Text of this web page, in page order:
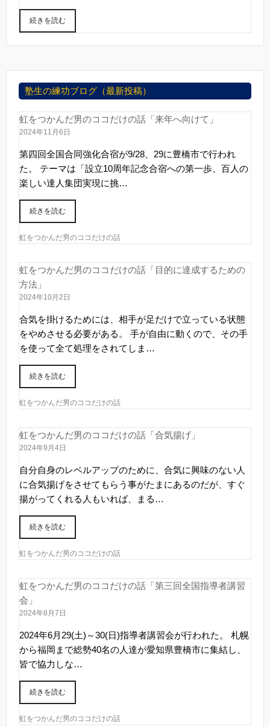
続きを読む
塾生の練功ブログ（最新投稿）
虹をつかんだ男のココだけの話「来年へ向けて」
2024年11月6日
第四回全国合同強化合宿が9/28、29に豊橋市で行われ
た。 テーマは「設立10周年記念合宿への第一歩、百人の
楽しい達人集団実現に挑…
続きを読む
虹をつかんだ男のココだけの話
虹をつかんだ男のココだけの話「目的に達成するための
方法」
2024年10月2日
合気を掛けるためには、相手が足だけで立っている状態
をやめさせる必要がある。 手が自由に動くので、その手
を使って全て処理をされてしま…
続きを読む
虹をつかんだ男のココだけの話
虹をつかんだ男のココだけの話「合気揚げ」
2024年9月4日
自分自身のレベルアップのために、合気に興味のない人
に合気揚げをさせてもらう事がたまにあるのだが、すぐ
揚がってくれる人もいれば、まる…
続きを読む
虹をつかんだ男のココだけの話
虹をつかんだ男のココだけの話「第三回全国指導者講習
会」
2024年8月7日
2024年6月29(土)～30(日)指導者講習会が行われた。 札幌
から福岡まで総勢40名の人達が愛知県豊橋市に集結し、
皆で協力しな…
続きを読む
虹をつかんだ男のココだけの話